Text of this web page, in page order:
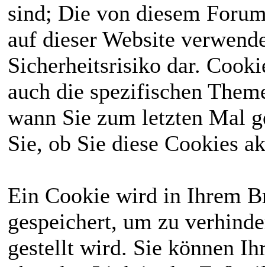
sind; Die von diesem
auf dieser Website
Sicherheitsrisiko dar.
auch die spezifischen
wann Sie zum letzten Mal
Sie, ob Sie diese Cookies
Ein Cookie wird in Ihrem
gespeichert, um zu
gestellt wird. Sie können